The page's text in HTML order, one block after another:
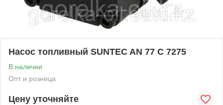
Насос топливный SUNTEC AN 77 C 7275
В наличии
Опт и розница
Цену уточняйте